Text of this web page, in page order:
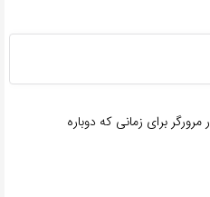
برای زمانی که دوباره